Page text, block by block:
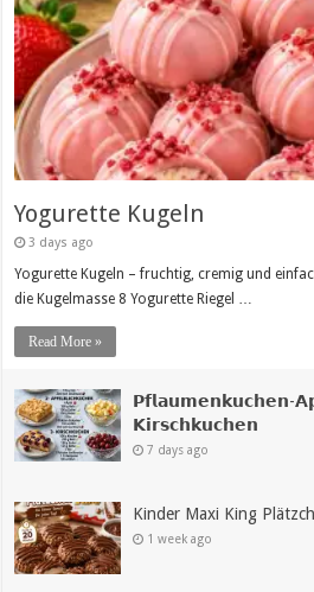
Yogurette Kugeln
3 days ago
Yogurette Kugeln – fruchtig, cremig und
die Kugelmasse 8 Yogurette Riegel …
Read More »
𝗣𝗳𝗹𝗮𝘂𝗺𝗲𝗻𝗸𝘂𝗰𝗵𝗲𝗻-
𝗞𝗶𝗿𝘀𝗰𝗵𝗸𝘂𝗰𝗵𝗲𝗻
7 days ago
Kinder Maxi King
1 week ago